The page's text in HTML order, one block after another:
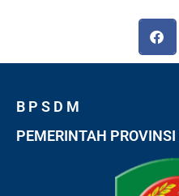
B P S D M
PEMERINTAH